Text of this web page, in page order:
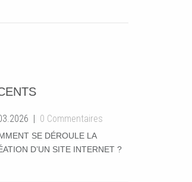
0 Commentaires
SE DÉROULE LA
D’UN SITE INTERNET ?